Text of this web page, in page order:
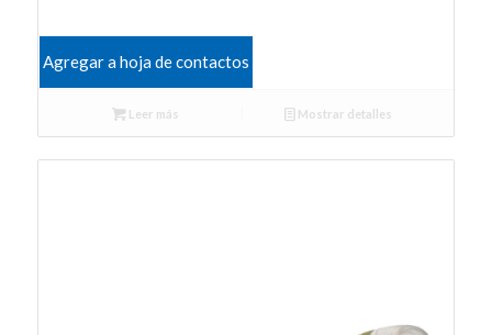
Agregar a hoja de contactos
Leer más Mostrar detalles